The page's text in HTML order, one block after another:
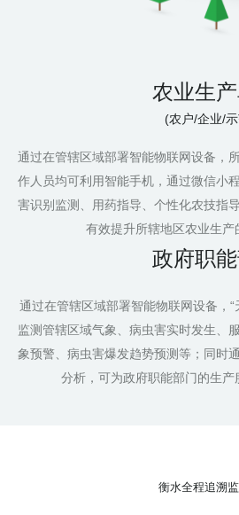
农业生
(农户/企业/
通过在管辖区域部署智能物联网设备，
作人员均可利用智能手机，通过微信小
害识别监测、用药指导、个性化农技指
有效提升所辖地区农业生产
政府职
通过在管辖区域部署智能物联网设备，
监测管辖区域气象、病虫害实时发生、
象预警、病虫害爆发趋势预测等；同时
分析，可为政府职能部门的生产
衡水全程追溯